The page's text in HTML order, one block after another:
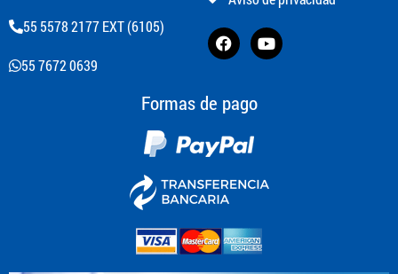
55 5578 2177 EXT (6105)
55 7672 0639
Formas de pago